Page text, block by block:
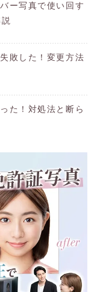
ー写真で使い回す
敗した！変更方法
た！対処法と断ら